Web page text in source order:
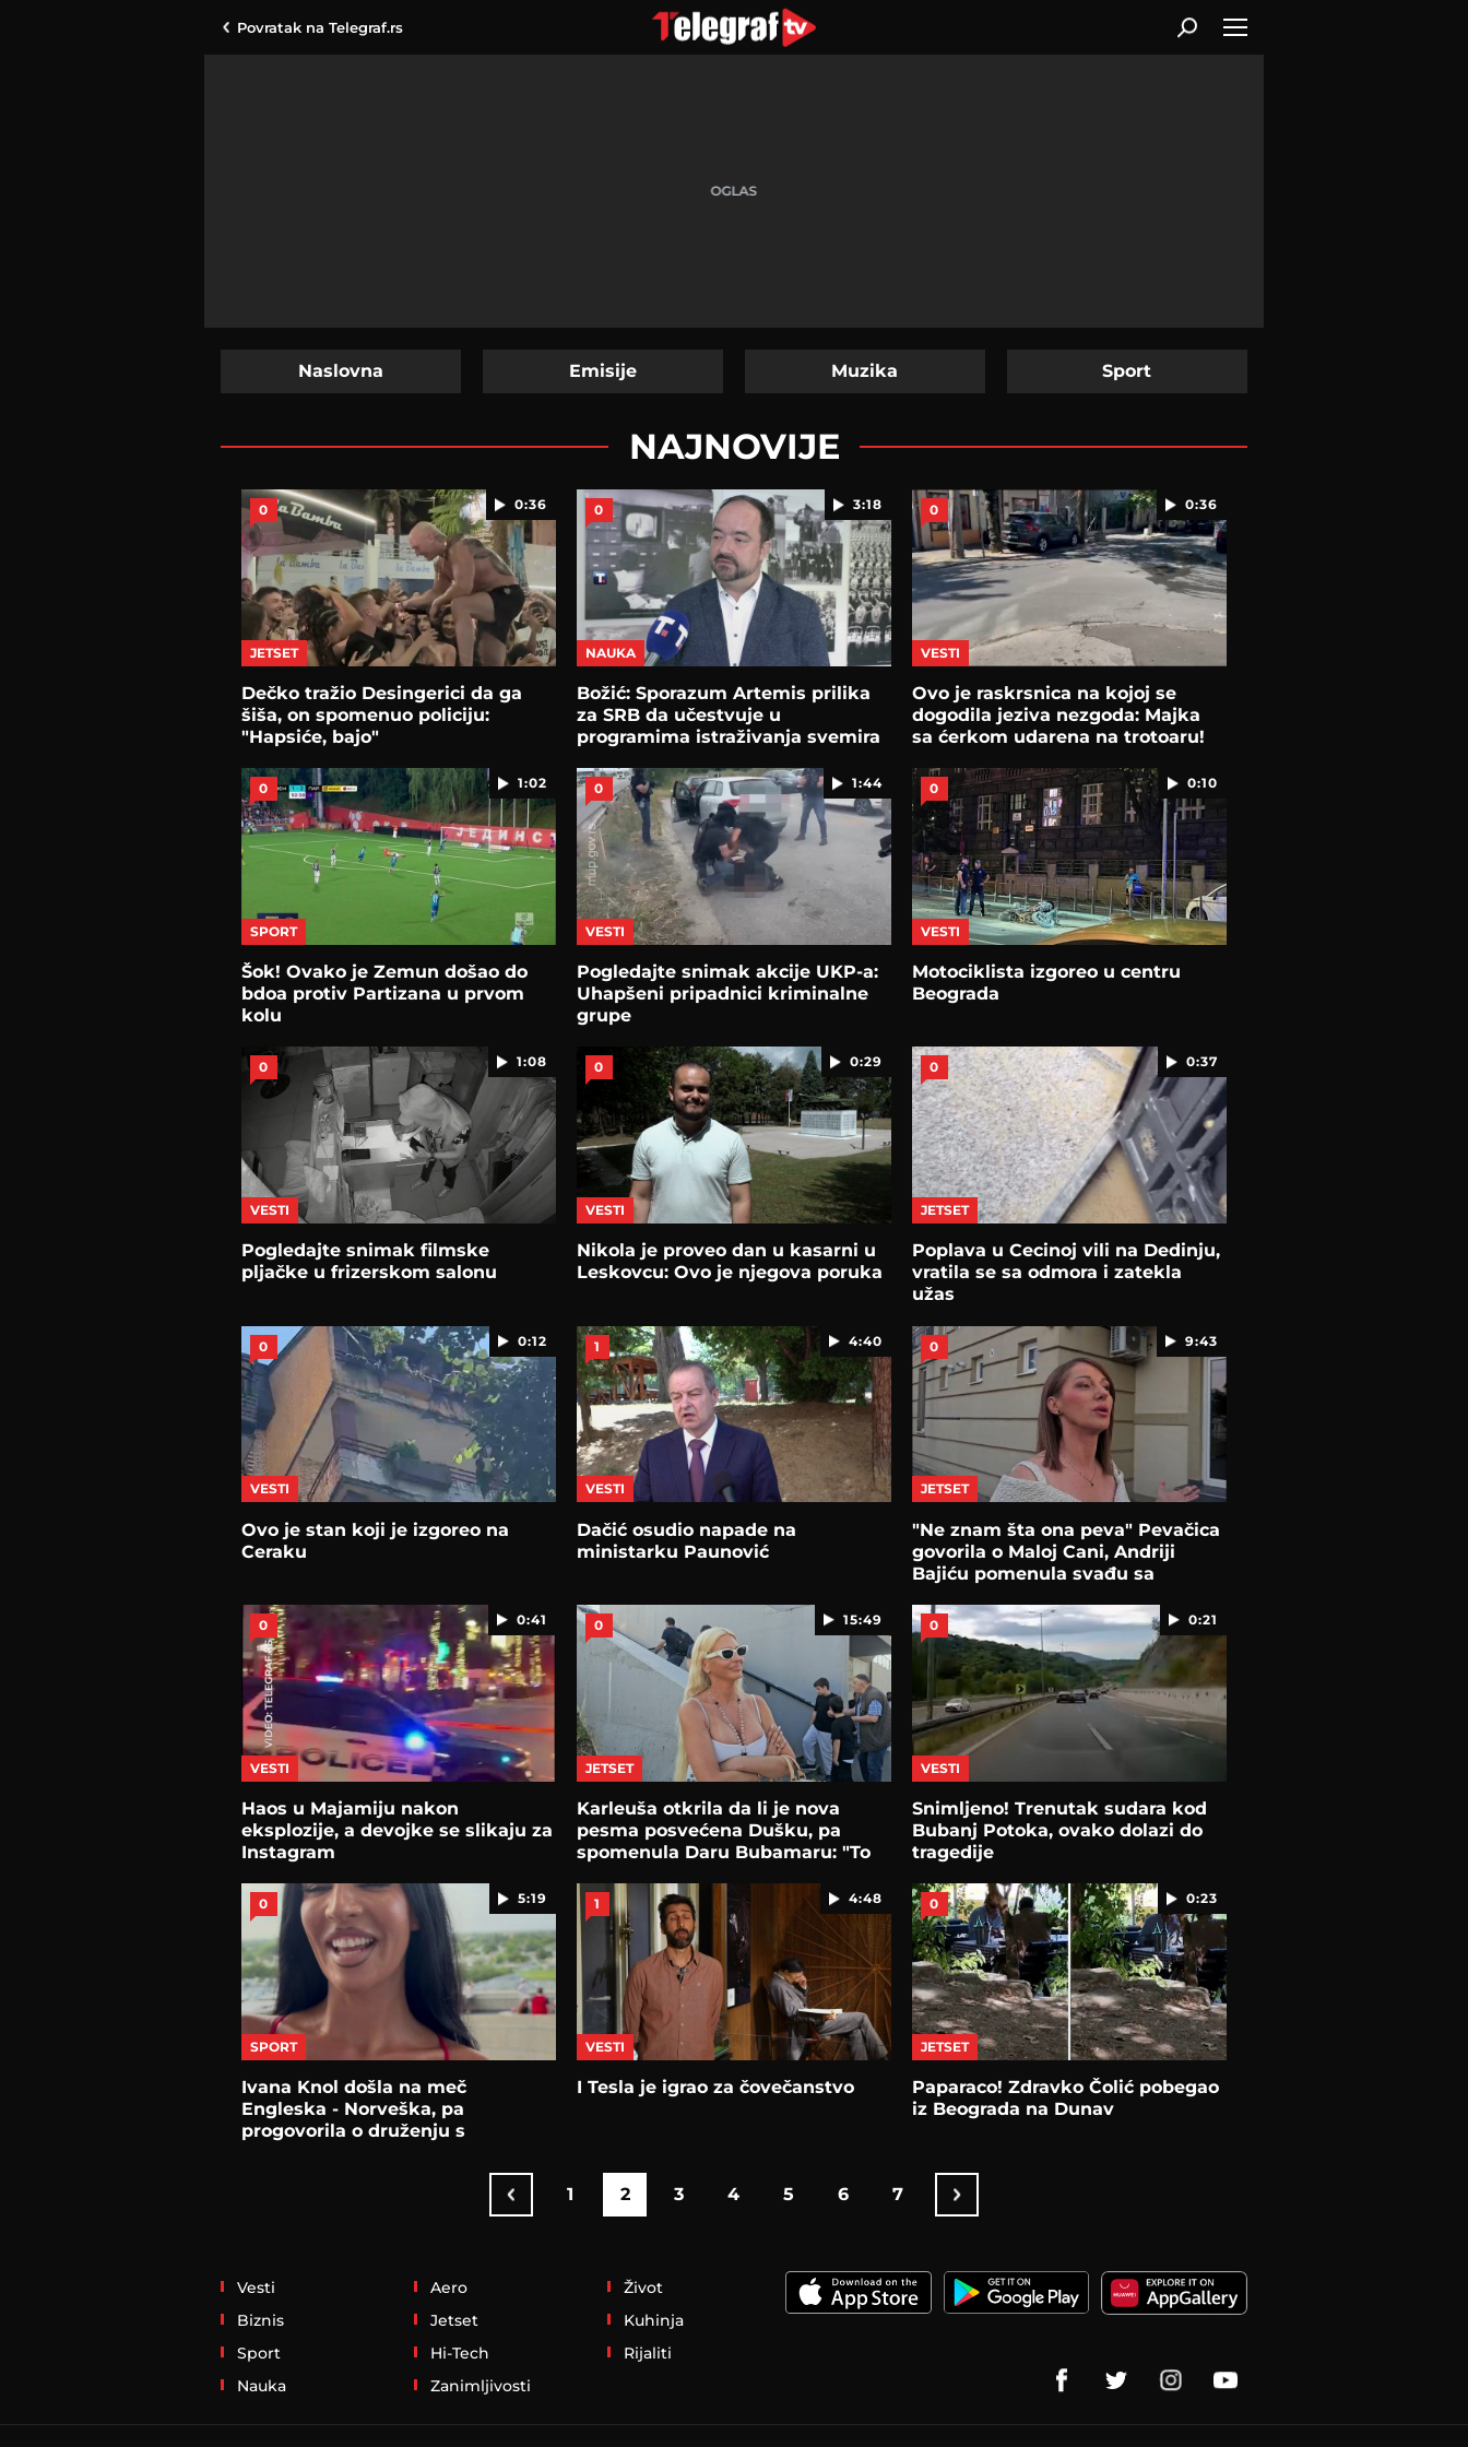
Povratak na Telegraf.rs
Naslovna Emisije Muzika Sport
NAJNOVIJE
0:36
0
JETSET
Dečko tražio Desingerici da ga
šiša, on spomenuo policiju:
"Hapsiće, bajo"
3:18
0
NAUKA
Božić: Sporazum Artemis prilika
za SRB da učestvuje u
programima istraživanja svemira
0:36
0
VESTI
Ovo je raskrsnica na kojoj se
dogodila jeziva nezgoda: Majka
sa ćerkom udarena na trotoaru!
1:02
0
SPORT
Šok! Ovako je Zemun došao do
bdoa protiv Partizana u prvom
kolu
1:44
0
VESTI
Pogledajte snimak akcije UKP-a:
Uhapšeni pripadnici kriminalne
grupe
0:10
0
VESTI
Motociklista izgoreo u centru
Beograda
1:08
0
VESTI
Pogledajte snimak filmske
pljačke u frizerskom salonu
0:29
0
VESTI
Nikola je proveo dan u kasarni u
Leskovcu: Ovo je njegova poruka
0:37
0
JETSET
Poplava u Cecinoj vili na Dedinju,
vratila se sa odmora i zatekla
užas
0:12
0
VESTI
Ovo je stan koji je izgoreo na
Ceraku
4:40
1
VESTI
Dačić osudio napade na
ministarku Paunović
9:43
0
JETSET
"Ne znam šta ona peva" Pevačica
govorila o Maloj Cani, Andriji
Bajiću pomenula svađu sa
0:41
0
VESTI
Haos u Majamiju nakon
eksplozije, a devojke se slikaju za
Instagram
15:49
0
JETSET
Karleuša otkrila da li je nova
pesma posvećena Dušku, pa
spomenula Daru Bubamaru: "To
0:21
0
VESTI
Snimljeno! Trenutak sudara kod
Bubanj Potoka, ovako dolazi do
tragedije
5:19
0
SPORT
Ivana Knol došla na meč
Engleska - Norveška, pa
progovorila o druženju s
4:48
1
VESTI
I Tesla јe igrao za čovečanstvo
0:23
0
JETSET
Paparaco! Zdravko Čolić pobegao
iz Beograda na Dunav
1 2 3 4 5 6 7
Vesti
Biznis
Sport
Nauka
Aero
Jetset
Hi-Tech
Zanimljivosti
Život
Kuhinja
Rijaliti